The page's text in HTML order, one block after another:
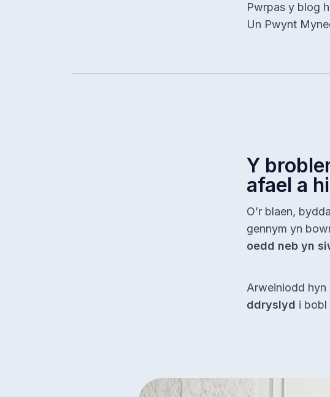
Pwrpas y blog
Un Pwynt
Y
afael a hi
O’r blaen,
gennym yn
oedd neb yn
Arweiniodd hyn
ddryslyd i bobl